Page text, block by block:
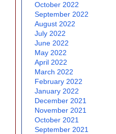
October 2022
September 2022
August 2022
July 2022
June 2022
May 2022
April 2022
March 2022
February 2022
January 2022
December 2021
November 2021
October 2021
September 2021